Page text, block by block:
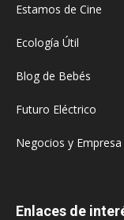
Estamos de Cine
Ecología Útil
Blog de Bebés
Futuro Eléctrico
Negocios y Empresa
Enlaces de